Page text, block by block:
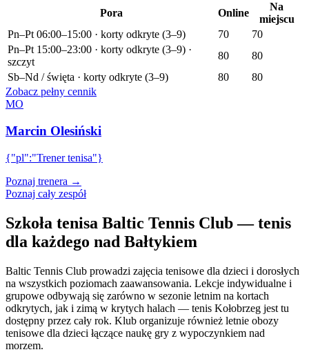
Pora
Online
Na
miejscu
Pn–Pt 06:00–15:00 · korty odkryte (3–9)
70
70
Pn–Pt 15:00–23:00 · korty odkryte (3–9) ·
szczyt
80
80
Sb–Nd / święta · korty odkryte (3–9)
80
80
Zobacz pełny cennik
MO
Marcin Olesiński
{"pl":"Trener tenisa"}
Poznaj trenera →
Poznaj cały zespół
Szkoła tenisa Baltic Tennis Club — tenis
dla każdego nad Bałtykiem
Baltic Tennis Club prowadzi zajęcia tenisowe dla dzieci i dorosłych
na wszystkich poziomach zaawansowania. Lekcje indywidualne i
grupowe odbywają się zarówno w sezonie letnim na kortach
odkrytych, jak i zimą w krytych halach — tenis Kołobrzeg jest tu
dostępny przez cały rok. Klub organizuje również letnie obozy
tenisowe dla dzieci łączące naukę gry z wypoczynkiem nad
morzem.